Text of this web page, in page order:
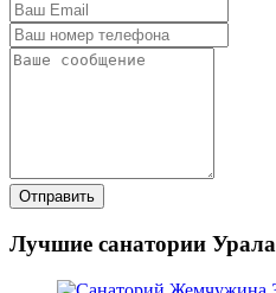
Отправить
Лучшие санатории Урала